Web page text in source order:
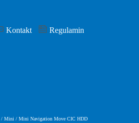
Kontakt Regulamin
/ Mini / Mini Navigation Move CIC HDD